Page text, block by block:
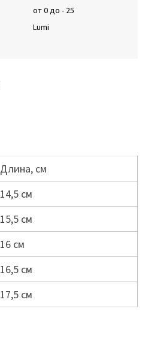
от 0 до - 25
Lumi
Длина, см
14,5 см
15,5 см
16 см
16,5 см
17,5 см